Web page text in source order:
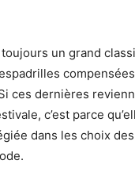
un grand
ces dernières
c’est parce
dans les choix